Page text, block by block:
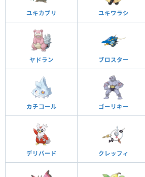
ユキカブリ ユキワラシ
ヤドラン ブロスター
カチコール ゴーリキー
デリバード クレッフィ